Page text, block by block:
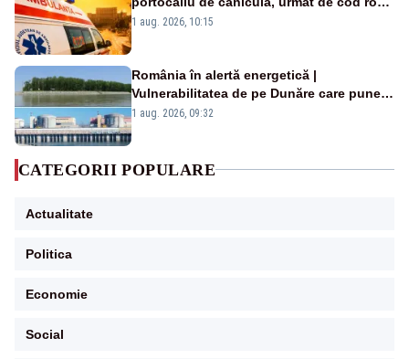
duminică. Temperaturile urcă spre 40°C
1 aug. 2026, 10:15
România în alertă energetică |
Vulnerabilitatea de pe Dunăre care pune
în pericol Centrala Cernavodă era
1 aug. 2026, 09:32
CATEGORII POPULARE
Actualitate
Politica
Economie
Social